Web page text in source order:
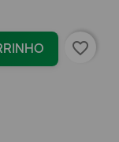
favorite_border